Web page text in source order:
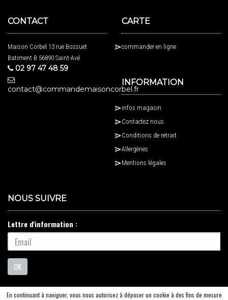
CONTACT
Maison Corbel 13 rue Bossuet
Batiment B 56890 Saint-Avé
02 97 47 48 59
contact@commandemaisoncorbel.fr
CARTE
commander en ligne
INFORMATION
infos magasin
Contactez nous
Conditions de retrait
Allergènes
Mentions légales
NOUS SUIVRE
Lettre d'information :
OK
En continuant à naviguer, vous nous autorisez à déposer un cookie à des fins de mesure